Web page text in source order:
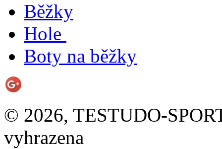
Běžky
Hole
Boty na běžky
© 2026, TESTUDO-
vyhrazena